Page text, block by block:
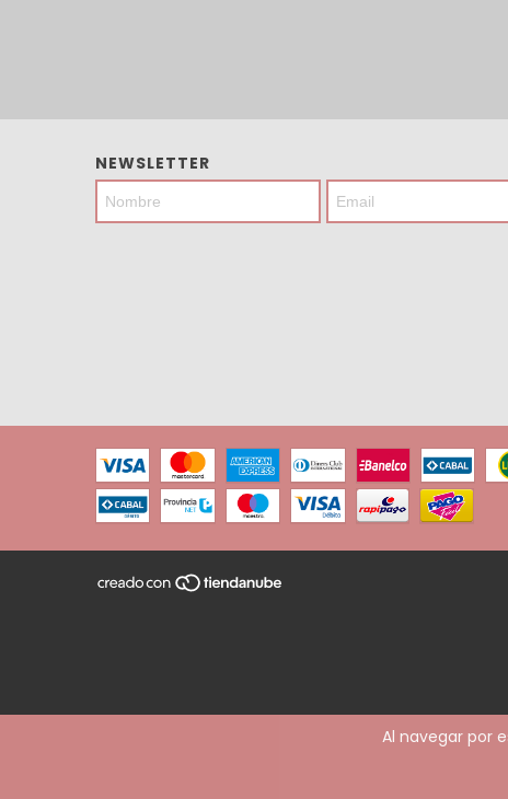
Al navegar por
NEWSLETTER